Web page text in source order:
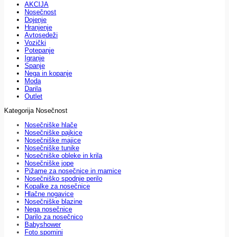
AKCIJA
Nosečnost
Dojenje
Hranjenje
Avtosedeži
Vozički
Potepanje
Igranje
Spanje
Nega in kopanje
Moda
Darila
Outlet
Kategorija Nosečnost
Nosečniške hlače
Nosečniške pajkice
Nosečniške majice
Nosečniške tunike
Nosečniške obleke in krila
Nosečniške jope
Pižame za nosečnice in mamice
Nosečniško spodnje perilo
Kopalke za nosečnice
Hlačne nogavice
Nosečniške blazine
Nega nosečnice
Darilo za nosečnico
Babyshower
Foto spomini